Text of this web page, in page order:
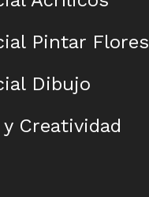
Pintar Flores
Dibujo
y Creatividad